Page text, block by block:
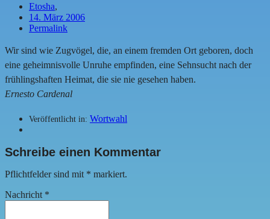
Etosha,
14. März 2006
Permalink
Wir sind wie Zugvögel, die, an einem fremden Ort geboren, doch
eine geheimnisvolle Unruhe empfinden, eine Sehnsucht nach der
frühlingshaften Heimat, die sie nie gesehen haben.
Ernesto Cardenal
Veröffentlicht in: Wortwahl
Schreibe einen Kommentar
Pflichtfelder sind mit * markiert.
Nachricht *